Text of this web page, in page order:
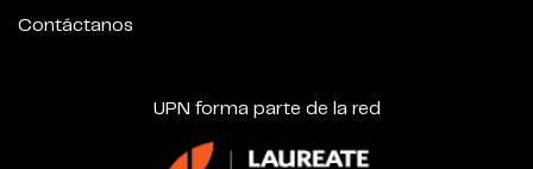
Contáctanos
UPN forma parte de la red